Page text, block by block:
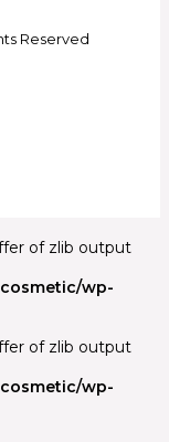
Reserved
of zlib output
wp-
of zlib output
wp-